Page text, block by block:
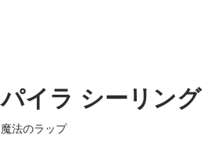
パイラ シーリング
魔法のラップ